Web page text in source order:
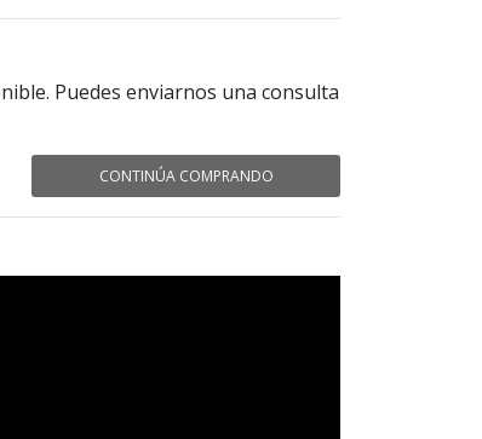
Puedes enviarnos una consulta
CONTINÚA COMPRANDO